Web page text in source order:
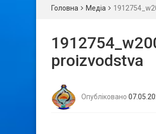
Головна Медіа
proizvodstva
Опубліковано